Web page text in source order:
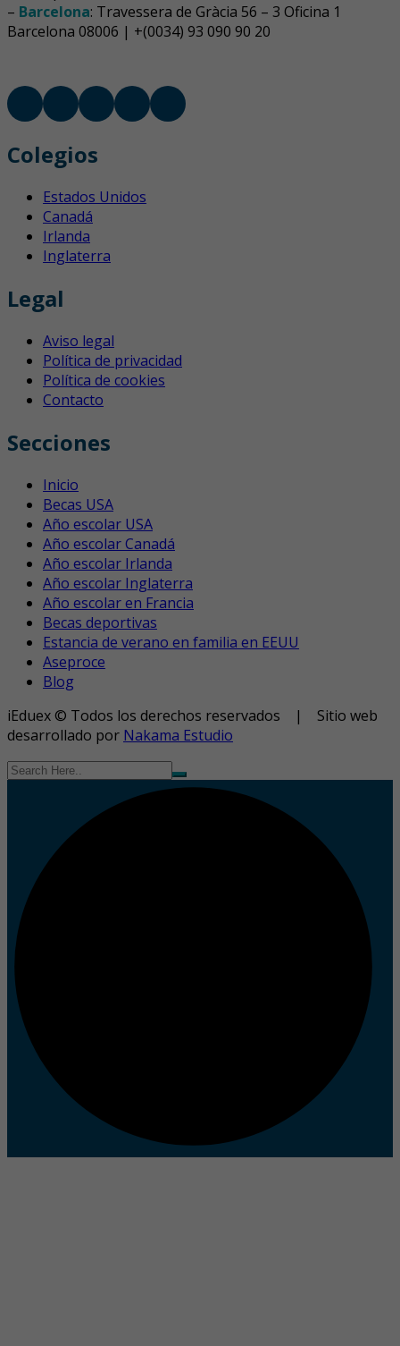
– Barcelona: Travessera de Gràcia 56 – 3 Oficina 1
Barcelona 08006 | +(0034) 93 090 90 20
Colegios
Estados Unidos
Canadá
Irlanda
Inglaterra
Legal
Aviso legal
Política de privacidad
Política de cookies
Contacto
Secciones
Inicio
Becas USA
Año escolar USA
Año escolar Canadá
Año escolar Irlanda
Año escolar Inglaterra
Año escolar en Francia
Becas deportivas
Estancia de verano en familia en EEUU
Aseproce
Blog
iEduex © Todos los derechos reservados | Sitio web
desarrollado por Nakama Estudio